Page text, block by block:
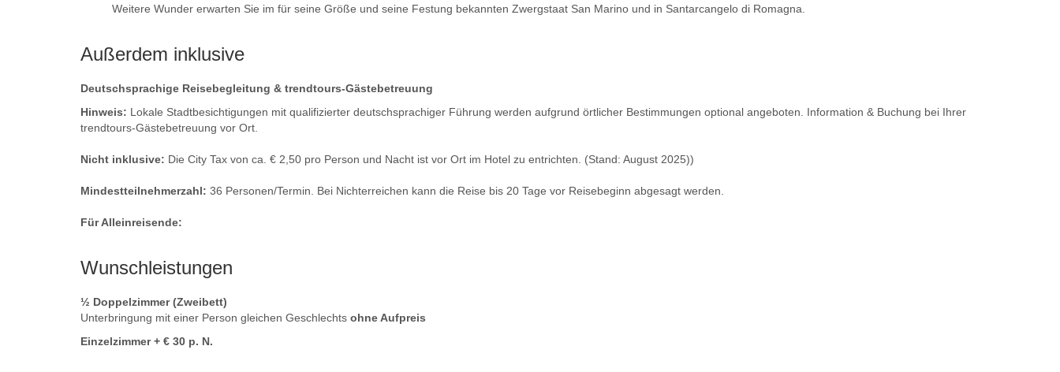
Weitere Wunder erwarten Sie im für seine Größe und seine Festung bekannten Zwergstaat San Marino und in Santarcangelo di Romagna.
Außerdem inklusive
Deutschsprachige Reisebegleitung & trendtours-Gästebetreuung
Hinweis: Lokale Stadtbesichtigungen mit qualifizierter deutschsprachiger Führung werden aufgrund örtlicher Bestimmungen optional angeboten. Information & Buchung bei Ihrer
trendtours-Gästebetreuung vor Ort.
Nicht inklusive: Die City Tax von ca. € 2,50 pro Person und Nacht ist vor Ort im Hotel zu entrichten. (Stand: August 2025))
Mindestteilnehmerzahl: 36 Personen/Termin. Bei Nichterreichen kann die Reise bis 20 Tage vor Reisebeginn abgesagt werden.
Für Alleinreisende:
Wunschleistungen
½ Doppelzimmer (Zweibett)
Unterbringung mit einer Person gleichen Geschlechts ohne Aufpreis
Einzelzimmer + € 30 p. N.